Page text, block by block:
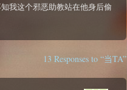
我这个邪恶助教站在他身后偷
13 Responses to “当TA”